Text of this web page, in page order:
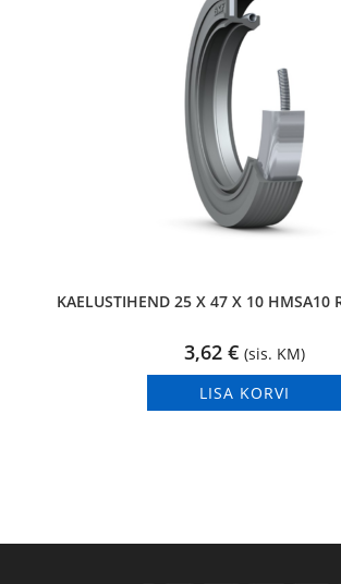
KAELUSTIHEND 25 X 47 X 10 HMSA10
3,62 € (sis. KM)
LISA KORVI